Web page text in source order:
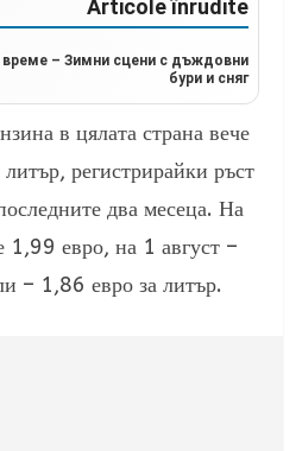
Articole înrudite
– Зимни сцени с дъждовни
бури и сняг
в цялата страна вече
регистрирайки ръст
два месеца. На
1,99 евро, на 1 август –
– 1,86 евро за литър.